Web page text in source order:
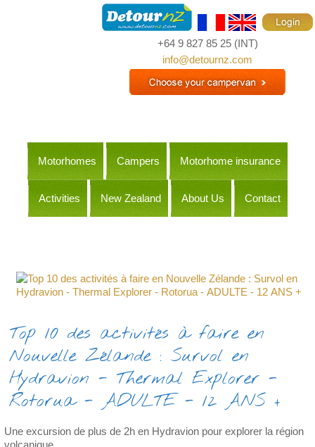
+64 9 827 85 25(INT)
info@detournz.com
Motorhomes Campers Motorhome insurance
Activities New Zealand About Us Contact
Top 10 des activités à faire en
Nouvelle Zélande : Survol en
Hydravion - Thermal Explorer -
Rotorua - ADULTE - 12 ANS +
Une excursion de plus de 2h en Hydravion pour explorer la région
volcanique